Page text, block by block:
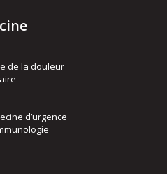
de la douleur
d’urgence